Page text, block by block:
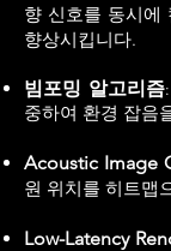
향 신호를 동시에
향상시킵니다.
빔포밍 알고리즘:
중하여 환경 잡음
Acoustic Image
원 위치를 히트맵
Low-Latency